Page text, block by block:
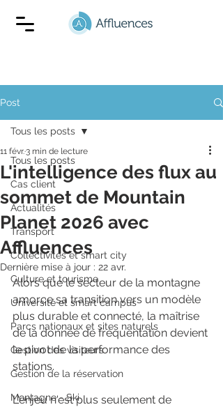
Post
Tous les posts
Cas client
Actualités
Transport
Collectivités et smart city
Culture et tourisme
Université et smart campus
Parcs nationaux et sites naturels
Gestion des visiteurs
Gestion de la réservation
Montagne - Ski
Tous les posts
L'intelligence des flux au
sommet de Mountain
Planet 2026 avec
Affluences
11 févr.3 min de lecture
Dernière mise à jour : 22 avr.
Alors que le secteur de la montagne
amorce sa transition vers un modèle
plus durable et connecté, la maîtrise
de la donnée de fréquentation devient
le pivot de la performance des
stations.
L'enjeu n'est plus seulement de